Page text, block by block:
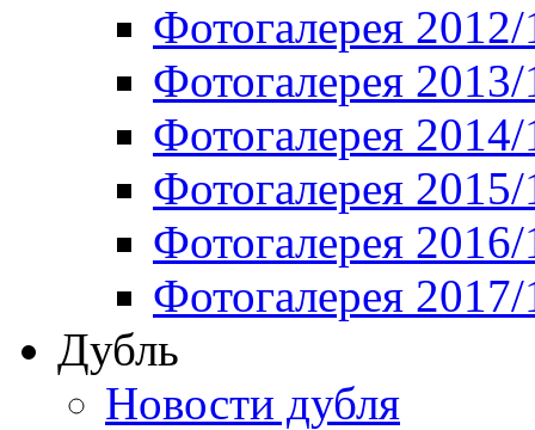
Фотогалерея
Фотогалерея
Фотогалерея
Фотогалерея
Фотогалерея
Фотогалерея
Дубль
Новости дубля